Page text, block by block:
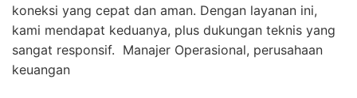
koneksi yang cepat dan aman. Dengan layanan ini,
kami mendapat keduanya, plus dukungan teknis yang
sangat responsif.  Manajer Operasional, perusahaan
keuangan